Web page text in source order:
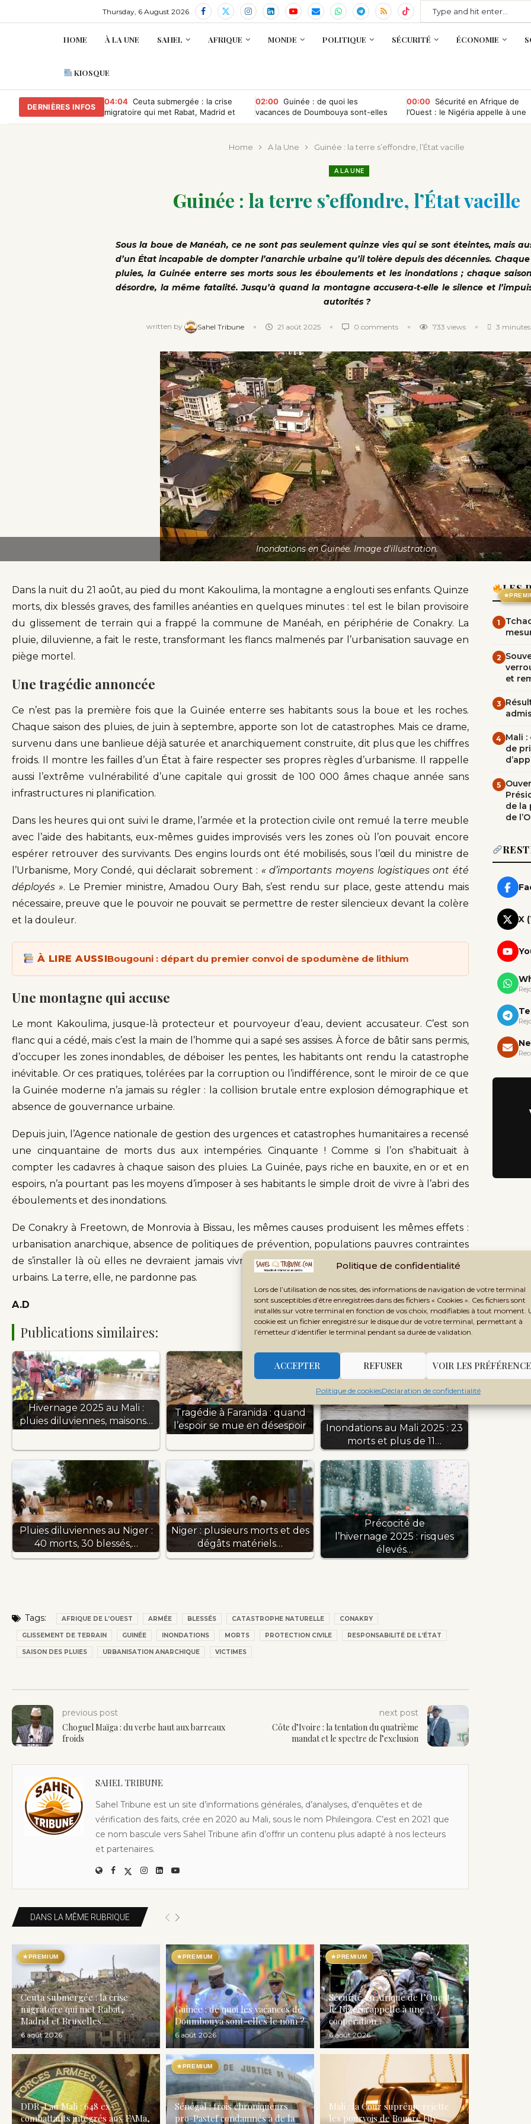
Politique de confidentialité
Lors de l’utilisation de nos sites, des informations de navigation de votre terminal
sont susceptibles d’être enregistrées dans des fichiers « Cookies ». Ces fichiers sont
installés sur votre terminal en fonction de vos choix, modifiables à tout moment.
cookie est un fichier enregistré sur le disque dur de votre terminal, permettant à
l’émetteur d’identifier le terminal pendant sa durée de validation.
ACCEPTER REFUSER VOIR LES
Politique de cookiesDéclaration de confidentialité
Thursday, 6 August 2026
HOME À LA UNE SAHEL AFRIQUE MONDE POLITIQUE SÉCURITÉ ÉCONOMIE
KIOSQUE
DERNIÈRES INFOS
04:04 Ceuta submergée : la crise
migratoire qui met Rabat, Madrid et
02:00 Guinée : de quoi les
vacances de Doumbouya sont-elles
00:00 Sécurité en Afrique de
l’Ouest : le Nigéria appelle à une
Home
A la Une Guinée : la terre s’effondre, l’État vacille
A LA UNE
Guinée : la terre s’effondre, l’État vacille
Sous la boue de Manéah, ce ne sont pas seulement quinze vies qui se sont éteintes, mais
d’un État incapable de dompter l’anarchie urbaine qu’il tolère depuis des décennies. Chaque
pluies, la Guinée enterre ses morts sous les éboulements et les inondations ; chaque
désordre, la même fatalité. Jusqu’à quand la montagne accusera-t-elle le silence et
autorités ?
written by Sahel Tribune 21 août 2025 0 comments 733 views 3
Inondations en Guinée. Image d'illustration.
Dans la nuit du 21 août, au pied du mont Kakoulima, la montagne a englouti ses enfants. Quinze
morts, dix blessés graves, des familles anéanties en quelques minutes : tel est le bilan provisoire
du glissement de terrain qui a frappé la commune de Manéah, en périphérie de Conakry. La
pluie, diluvienne, a fait le reste, transformant les flancs malmenés par l’urbanisation sauvage en
piège mortel.
Une tragédie annoncée
Ce n’est pas la première fois que la Guinée enterre ses habitants sous la boue et les roches.
Chaque saison des pluies, de juin à septembre, apporte son lot de catastrophes. Mais ce drame,
survenu dans une banlieue déjà saturée et anarchiquement construite, dit plus que les chiffres
froids. Il montre les failles d’un État à faire respecter ses propres règles d’urbanisme. Il rappelle
aussi l’extrême vulnérabilité d’une capitale qui grossit de 100 000 âmes chaque année sans
infrastructures ni planification.
Dans les heures qui ont suivi le drame, l’armée et la protection civile ont remué la terre meuble
avec l’aide des habitants, eux-mêmes guides improvisés vers les zones où l’on pouvait encore
espérer retrouver des survivants. Des engins lourds ont été mobilisés, sous l’œil du ministre de
l’Urbanisme, Mory Condé, qui déclarait sobrement : « d’importants moyens logistiques ont été
déployés ». Le Premier ministre, Amadou Oury Bah, s’est rendu sur place, geste attendu mais
nécessaire, preuve que le pouvoir ne pouvait se permettre de rester silencieux devant la colère
et la douleur.
À LIRE AUSSIBougouni : départ du premier convoi de spodumène de lithium
Une montagne qui accuse
Le mont Kakoulima, jusque-là protecteur et pourvoyeur d’eau, devient accusateur. C’est son
flanc qui a cédé, mais c’est la main de l’homme qui a sapé ses assises. À force de bâtir sans permis,
d’occuper les zones inondables, de déboiser les pentes, les habitants ont rendu la catastrophe
inévitable. Or ces pratiques, tolérées par la corruption ou l’indifférence, sont le miroir de ce que
la Guinée moderne n’a jamais su régler : la collision brutale entre explosion démographique et
absence de gouvernance urbaine.
Depuis juin, l’Agence nationale de gestion des urgences et catastrophes humanitaires a recensé
une cinquantaine de morts dus aux intempéries. Cinquante ! Comme si l’on s’habituait à
compter les cadavres à chaque saison des pluies. La Guinée, pays riche en bauxite, en or et en
espoirs, n’a pourtant pas les moyens d’imposer à ses habitants le simple droit de vivre à l’abri des
éboulements et des inondations.
De Conakry à Freetown, de Monrovia à Bissau, les mêmes causes produisent les mêmes effets :
urbanisation anarchique, absence de politiques de prévention, populations pauvres contraintes
de s’installer là où elles ne devraient jamais vivre. L’Afrique de l’Ouest paie cher ses désordres
urbains. La terre, elle, ne pardonne pas.
A.D
Publications similaires:
Hivernage 2025 au Mali :
pluies diluviennes, maisons…
Tragédie à Faranida : quand
l’espoir se mue en désespoir
Inondations au Mali 2025 : 23
morts et plus de 11…
Pluies diluviennes au Niger :
40 morts, 30 blessés,…
Niger : plusieurs morts et des
dégâts matériels…
Précocité de
l’hivernage 2025 : risques
élevés…
Tags: AFRIQUE DE L’OUEST ARMÉE BLESSÉS CATASTROPHE NATURELLE CONAKRY
GLISSEMENT DE TERRAIN GUINÉE INONDATIONS MORTS PROTECTION CIVILE RESPONSABILITÉ DE L’ÉTAT
SAISON DES PLUIES URBANISATION ANARCHIQUE VICTIMES
previous post
Choguel Maïga : du verbe haut aux barreaux
froids
next post
Côte d’Ivoire : la tentation du quatrième
mandat et le spectre de l’exclusion
SAHEL TRIBUNE
Sahel Tribune est un site d’informations générales, d’analyses, d’enquêtes et de
vérification des faits, crée en 2020 au Mali, sous le nom Phileingora. C’est en 2021 que
ce nom bascule vers Sahel Tribune afin d’offrir un contenu plus adapté à nos lecteurs
et partenaires.
DANS LA MÊME RUBRIQUE
★PREMIUM
Ceuta submergée : la crise
migratoire qui met Rabat,
Madrid et Bruxelles...
6 août 2026
★PREMIUM
Guinée : de quoi les vacances de
Doumbouya sont-elles le nom ?
6 août 2026
★PREMIUM
Sécurité en Afrique de l’Ouest :
le Nigéria appelle à une
coopération...
6 août 2026
DDR-I au Mali : 648 ex-
combattants intégrés aux FAMa,
★PREMIUM
Sénégal : trois chroniqueurs
pro-Pastef condamnés à de la
Mali : la Cour suprême rejette
les pourvois de Bouaré Fily
★
LES
1
2
et
3
4 Mali :
de
5
de la
de
X